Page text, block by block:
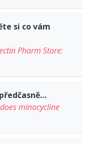
si co vám
Pharm Store:
minocycline